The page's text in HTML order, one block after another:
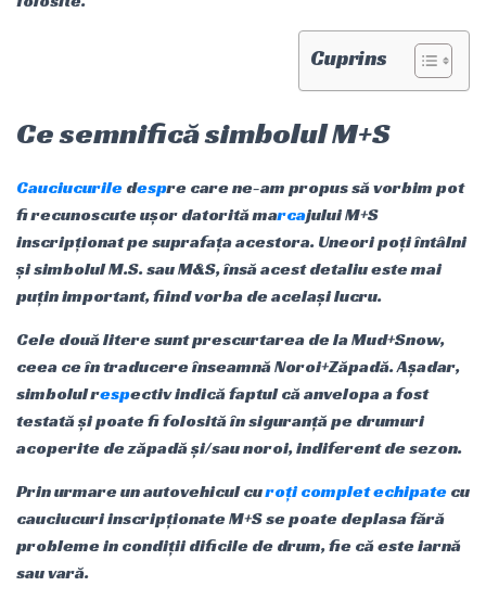
Cuprins
Ce semnifică simbolul M+S
Cauciucuriledespre care ne-am propus să vorbim pot
fi recunoscute ușor datorită marcajului M+S
inscripționat pe suprafața acestora. Uneori poți întâlni
și simbolul M.S. sau M&S, însă acest detaliu este mai
puțin important, fiind vorba de același lucru.
Cele două litere sunt prescurtarea de la Mud+Snow,
ceea ce în traducere înseamnă Noroi+Zăpadă. Așadar,
simbolul respectiv indică faptul că anvelopa a fost
testată și poate fi folosită în siguranță pe drumuri
acoperite de zăpadă și/sau noroi, indiferent de sezon.
Prin urmare un autovehicul curoți complet echipatecu
cauciucuri inscripționate M+S se poate deplasa fără
probleme in condiții dificile de drum, fie că este iarnă
sau vară.